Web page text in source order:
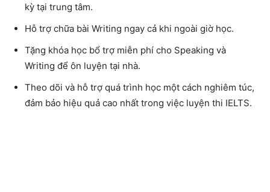
kỳ tại trung tâm.
Hỗ trợ chữa bài Writing ngay cả khi ngoài giờ học.
Tặng khóa học bổ trợ miễn phí cho Speaking và
Writing để ôn luyện tại nhà.
Theo dõi và hỗ trợ quá trình học một cách nghiêm túc,
đảm bảo hiệu quả cao nhất trong việc luyện thi IELTS.